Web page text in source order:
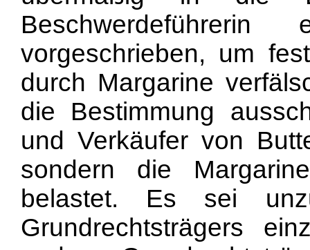
vorgeschrieben, um
durch Margarine
die Bestimmung
und Verkäufer von
sondern die
belastet. Es sei
Grundrechtsträgers